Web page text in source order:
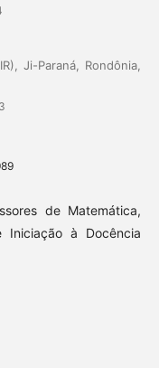
Ji-Paraná, Rondônia,
de Matemática,
Iniciação à Docência